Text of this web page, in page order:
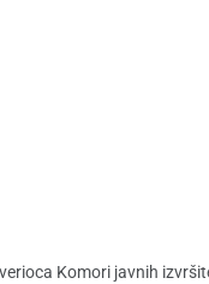
Komori javnih